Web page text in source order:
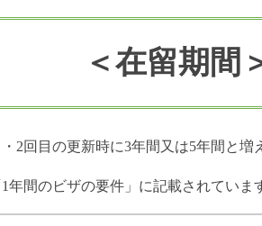
＜在留期間
2回目の更新時に3年間又は5年間と増
間のビザの要件」に記載されていま